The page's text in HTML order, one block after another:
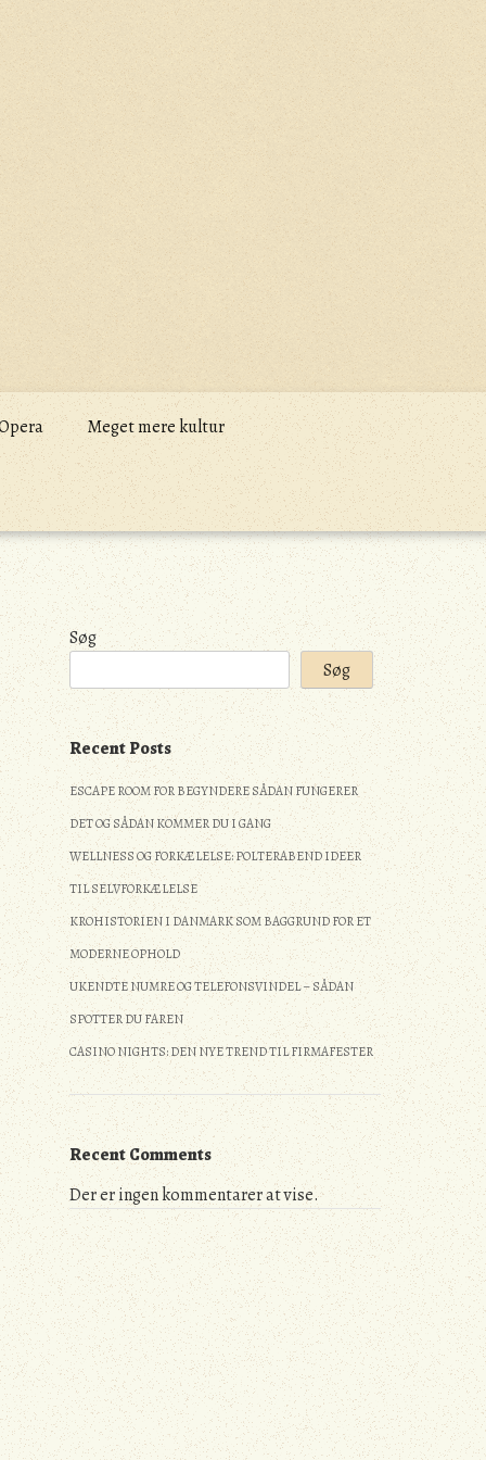
Meget mere kultur
Søg
Søg
Recent Posts
ESCAPE ROOM FOR BEGYNDERE SÅDAN FUNGERER
DET OG SÅDAN KOMMER DU I GANG
WELLNESS OG FORKÆLELSE: POLTERABEND IDEER
TIL SELVFORKÆLELSE
KROHISTORIEN I DANMARK SOM BAGGRUND FOR ET
MODERNE OPHOLD
UKENDTE NUMRE OG TELEFONSVINDEL – SÅDAN
SPOTTER DU FAREN
CASINO NIGHTS: DEN NYE TREND TIL FIRMAFESTER
Recent Comments
Der er ingen kommentarer at vise.